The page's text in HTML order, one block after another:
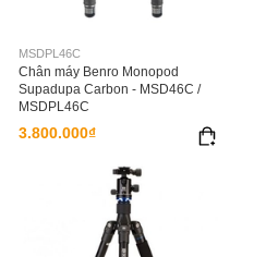
MSDPL46C
Chân máy Benro Monopod
Supadupa Carbon - MSD46C /
MSDPL46C
3.800.000₫